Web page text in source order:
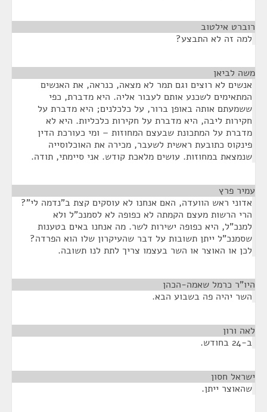
רוברט אילטוב
למה זה לא התבצע?
משה לביאן
אנשים לא רוצים וגם תמר לא מצאה, כנראה, את האנשים
המתאימים לשכנע אותם לעבור אליה. היא מדברת, כפי
ששמעתם אותה באופן ברור, על כלכלנים; היא מדברת על
חקירות ליבה, היא מדברת על חקירות כלכליות. היא לא
מדברת על המתכונת שבעצם המחוזות – ומי כעורכת הדין
פינקוס כתובעת ראשית לשעבר, מכירה את האוכלוסייה
שנמצאת במחוזות. עושים מלאכת קודש. אני סיימתי, תודה.
עמיר פרץ
אדוני ראש הוועדה, האם אנחנו לא עוסקים קצת ב"נדמה לי"?
הרי הרשות מעצם הקמתה לא כפופה לא לסמנכ"ל ולא
למנכ"ל, היא כפופה ישירות לשר. מה אנחנו באים בטענות
שסמנכ"ל ייתן תשובות על דבר שהעיקרון שלו הוא הפרדה?
לכן או האוצר או השר בעצמו צריך לתת לנו תשובה.
היו"ר כרמל שאמה-הכהן
השר יהיה פה בשבוע הבא.
לאה ורון
ב-24 בחודש.
ישראל חסון
שהאוצר ייתן.